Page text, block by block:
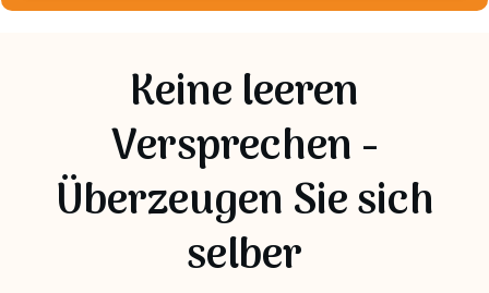
Keine leeren
Versprechen -
Überzeugen Sie sich
selber